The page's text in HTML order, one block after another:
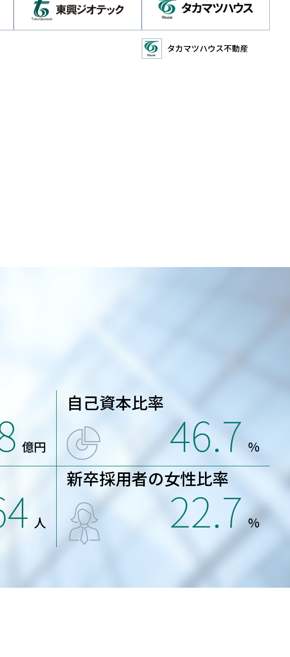
タカマツハウス不動産
億円
自己資本比率
46.7 %
人
新卒採用者の女性比率
22.7 %